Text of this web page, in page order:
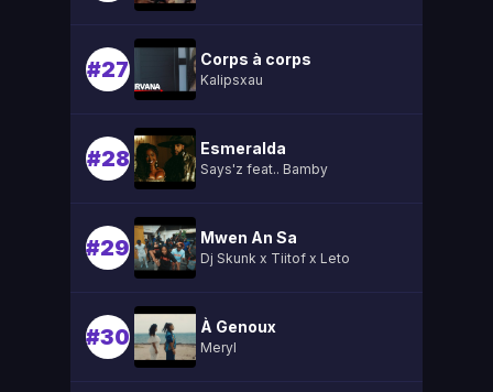
#27 Corps à corps
Kalipsxau
#28 Esmeralda
Says'z feat.. Bamby
#29 Mwen An Sa
Dj Skunk x Tiitof x Leto
#30 À Genoux
Meryl